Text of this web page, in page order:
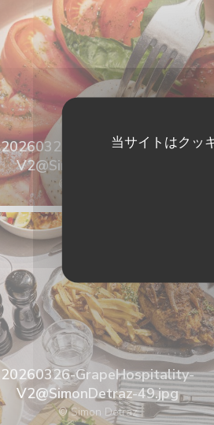
当サイトはクッ
20260326-GrapeHospitality-
V2@SimonDetraz-89.jpg
© Simon Detraz
20260326-GrapeHospitality-
V2@SimonDetraz-49.jpg
© Simon Detraz